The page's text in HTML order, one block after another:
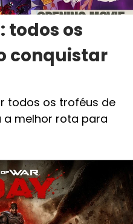
todos os
conquistar
todos os troféus de
a melhor rota para